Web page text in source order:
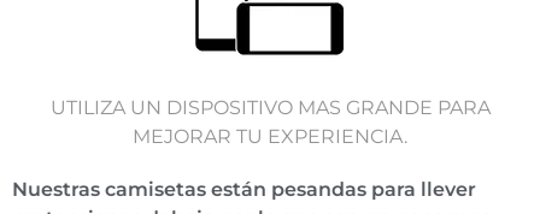
UTILIZA UN DISPOSITIVO MAS GRANDE PARA
MEJORAR TU EXPERIENCIA.
Nuestras camisetas están pesandas para llever